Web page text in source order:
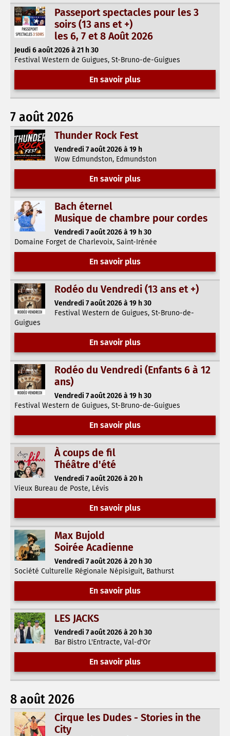
Passeport spectacles pour les 3
soirs (13 ans et +)
les 6, 7 et 8 Août 2026
Jeudi 6 août 2026 à 21 h 30
Festival Western de Guigues, St-Bruno-de-Guigues
En savoir plus
7 août 2026
Thunder Rock Fest
Vendredi 7 août 2026 à 19 h
Wow Edmundston, Edmundston
En savoir plus
Bach éternel
Musique de chambre pour cordes
Vendredi 7 août 2026 à 19 h 30
Domaine Forget de Charlevoix, Saint-Irénée
En savoir plus
Rodéo du Vendredi (13 ans et +)
Vendredi 7 août 2026 à 19 h 30
Festival Western de Guigues, St-Bruno-de-
Guigues
En savoir plus
Rodéo du Vendredi (Enfants 6 à 12
ans)
Vendredi 7 août 2026 à 19 h 30
Festival Western de Guigues, St-Bruno-de-Guigues
En savoir plus
À coups de fil
Théâtre d'été
Vendredi 7 août 2026 à 20 h
Vieux Bureau de Poste, Lévis
En savoir plus
Max Bujold
Soirée Acadienne
Vendredi 7 août 2026 à 20 h 30
Société Culturelle Régionale Népisiguit, Bathurst
En savoir plus
LES JACKS
Vendredi 7 août 2026 à 20 h 30
Bar Bistro L'Entracte, Val-d'Or
En savoir plus
8 août 2026
Cirque les Dudes - Stories in the
City